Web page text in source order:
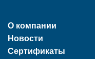
О компании
Новости
Сертификаты